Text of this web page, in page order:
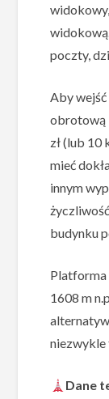
poczty,
Aby
obrotową
zł (lub 10
mieć
innym
budynku
Platforma
1608 m
niezwykle
Dane